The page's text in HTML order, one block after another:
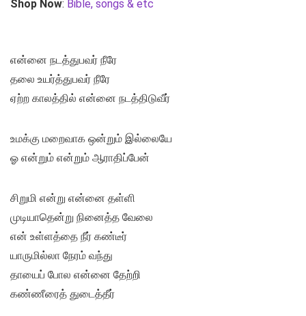
Shop Now: Bible, songs & etc
என்னை நடத்துபவர் நீரே
தலை உயர்த்துபவர் நீரே
ஏற்ற காலத்தில் என்னை நடத்திடுவீர்
உமக்கு மறைவாக ஒன்றும் இல்லையே
ஓ என்றும் என்றும் ஆராதிப்பேன்
சிறுமி என்று என்னை தள்ளி
முடியாதென்று நினைத்த வேலை
என் உள்ளத்தை நீர் கண்டீர்
யாருமில்லா நேரம் வந்து
தாயைப் போல என்னை தேற்றி
கண்ணீரைத் துடைத்தீர்